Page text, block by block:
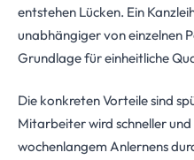
entstehen Lücken. Ein
unabhängiger von einzelnen
Grundlage für einheitliche
Die konkreten Vorteile sind
Mitarbeiter wird schneller
wochenlangem Anlernens